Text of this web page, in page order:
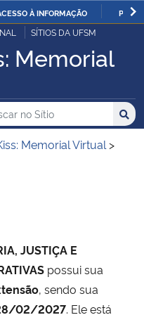
À INFORMAÇÃO
SÍTIOS DA UFSM
Memorial
no no Sítio
Memorial Virtual >
JUSTIÇA E
possui sua
, sendo sua
02/2027. Ele está